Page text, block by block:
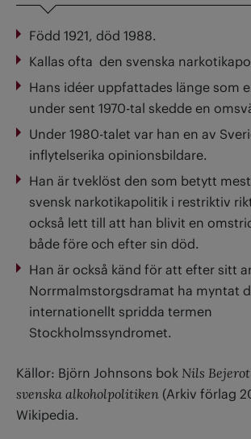
Född 1921, död 1988.
Kallas ofta den svenska
Hans idéer uppfattades länge som
under sent 1970-tal skedde en
Under 1980-talet var han en av
inflytelserika opinionsbildare.
Han är tveklöst den som betytt
svensk narkotikapolitik i restriktiv
också lett till att han blivit en
både före och efter sin död.
Han är också känd för att efter sitt
Norrmalmstorgsdramat ha myntat
internationellt spridda termen
Stockholmssyndromet.
Källor: Björn Johnsons bok Nils
svenska alkoholpolitiken (Arkiv förlag
Wikipedia.